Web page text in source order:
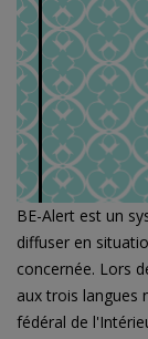
BE-Alert est un
diffuser en
concernée. Lors
aux trois langues
fédéral de